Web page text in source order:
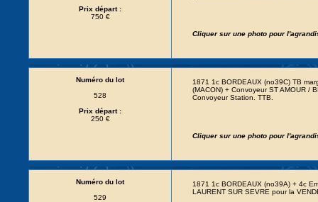
Prix départ :
750 €
Cliquer sur une photo pour
Numéro du lot
528
Prix départ :
250 €
1871 1c BORDEAUX (no39C) TB
(MACON) + Convoyeur ST AMOUR /
Convoyeur Station. TTB.
Cliquer sur une photo pour
Numéro du lot
529
1871 1c BORDEAUX (no39A) + 4c
LAURENT SUR SEVRE pour la